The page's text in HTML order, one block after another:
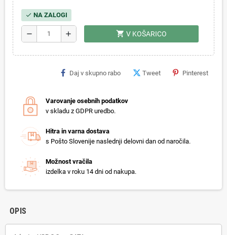
check NA ZALOGI
remove add shopping_cart V KOŠARICO
Daj v skupno rabo Tweet Pinterest
Varovanje osebnih podatkov
v skladu z GDPR uredbo.
Hitra in varna dostava
s Pošto Slovenije naslednji delovni dan od naročila.
Možnost vračila
izdelka v roku 14 dni od nakupa.
OPIS